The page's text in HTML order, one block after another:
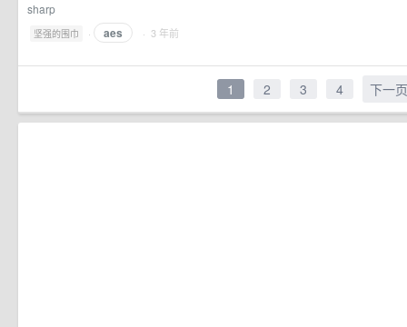
sharp
坚强的围巾 · aes · 3 年前
1 2 3 4 下一页